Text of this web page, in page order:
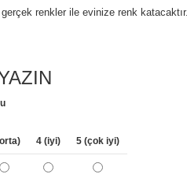
renkler ile evinize renk katacaktır.
4 (iyi) 5 (çok iyi)